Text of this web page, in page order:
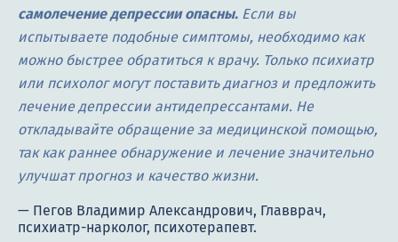
самолечение депрессии опасны. Если вы
испытываете подобные симптомы, необходимо как
можно быстрее обратиться к врачу. Только психиатр
или психолог могут поставить диагноз и предложить
лечение депрессии антидепрессантами. Не
откладывайте обращение за медицинской помощью,
так как раннее обнаружение и лечение значительно
улучшат прогноз и качество жизни.